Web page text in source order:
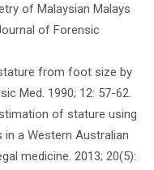
of Malaysian Malays
of Forensic
from foot size by
Med. 1990; 12: 57-62.
of stature using
a Western Australian
medicine. 2013; 20(5):